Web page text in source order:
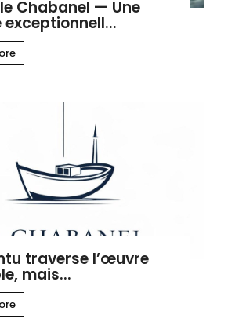
Chabanel — Une
traverse l’œuvre
mais...